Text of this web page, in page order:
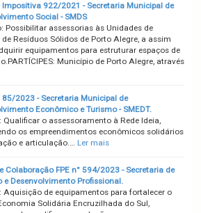
Impositiva 922/2021 - Secretaria Municipal de
Social - SMDS
Possibilitar assessorias às Unidades de
Resíduos Sólidos de Porto Alegre, a assim
equipamentos para estruturar espaços de
Município de Porto Alegre, através
85/2023 - Secretaria Municipal de
Econômico e Turismo - SMEDT.
Qualificar o assessoramento à Rede Ideia,
os empreendimentos econômicos solidários
e articulação.… Ler mais
Colaboração FPE n° 594/2023 - Secretaria de
e Desenvolvimento Profissional.
Aquisição de equipamentos para fortalecer o
Solidária Encruzilhada do Sul,